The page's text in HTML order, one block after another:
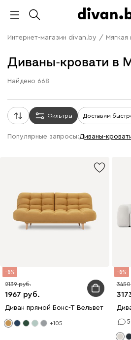
Интернет-магазин divan.by / Мягкая
Диваны-кровати в
Найдено 668
Фильтры Доставим
Популярные запросы: диваны-
8
1967
2139
Диван прямой Бонс-Т Вельвет
+105
8
3450
5